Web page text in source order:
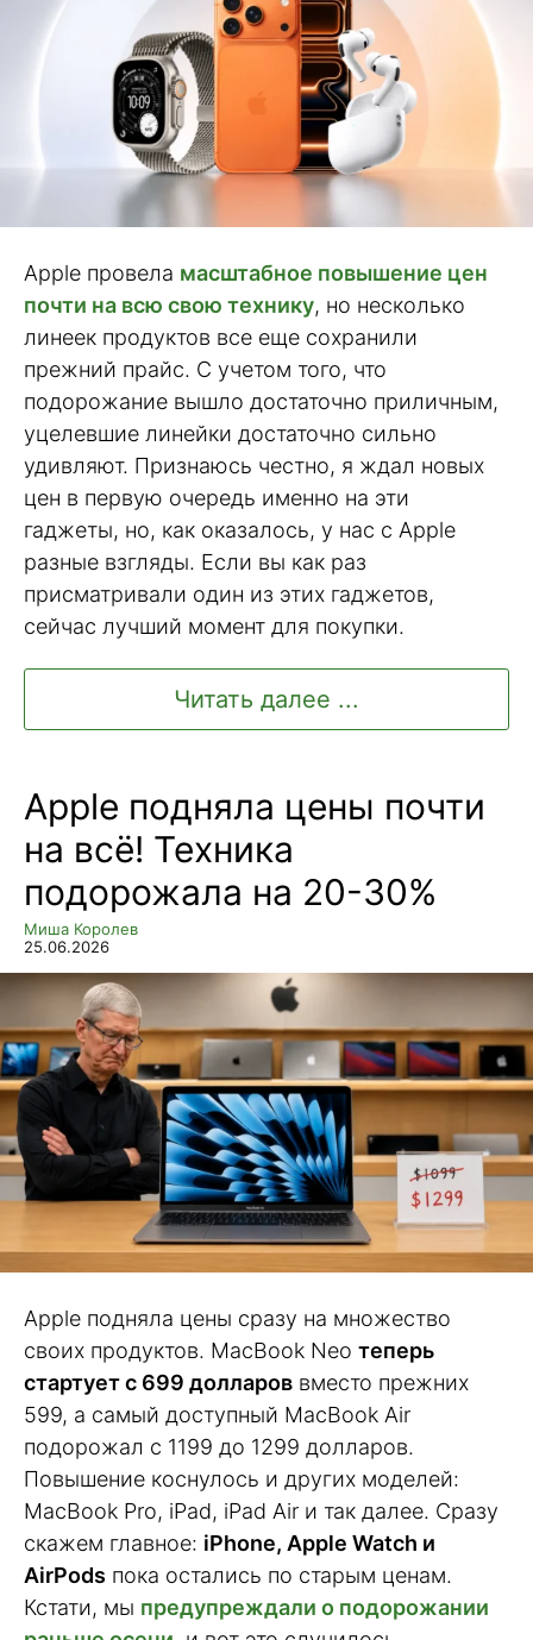
Apple провела масштабное повышение цен
почти на всю свою технику, но несколько
линеек продуктов все еще сохранили
прежний прайс. С учетом того, что
подорожание вышло достаточно приличным,
уцелевшие линейки достаточно сильно
удивляют. Признаюсь честно, я ждал новых
цен в первую очередь именно на эти
гаджеты, но, как оказалось, у нас с Apple
разные взгляды. Если вы как раз
присматривали один из этих гаджетов,
сейчас лучший момент для покупки.
Читать далее ...
Apple подняла цены почти
на всё! Техника
подорожала на 20-30%
Миша Королев
25.06.2026
Apple подняла цены сразу на множество
своих продуктов. MacBook Neo теперь
стартует с 699 долларов вместо прежних
599, а самый доступный MacBook Air
подорожал с 1199 до 1299 долларов.
Повышение коснулось и других моделей:
MacBook Pro, iPad, iPad Air и так далее. Сразу
скажем главное: iPhone, Apple Watch и
AirPods пока остались по старым ценам.
Кстати, мы предупреждали о подорожании